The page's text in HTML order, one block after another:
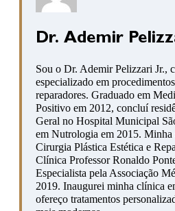
Dr. Ademir
Sou o Dr. Ademir Pelizzari Jr.,
especializado em
reparadores. Graduado em
Positivo em 2012, concluí
Geral no Hospital Municipal
em Nutrologia em 2015. Minha
Cirurgia Plástica Estética e
Clínica Professor Ronaldo
Especialista pela Associação
2019. Inaugurei minha clínica
ofereço tratamentos